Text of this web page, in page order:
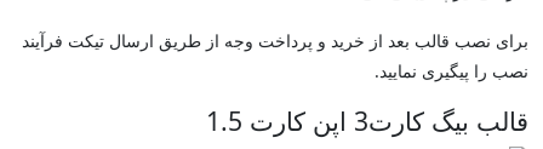
برای نصب قالب بعد از خرید و پرداخت وجه از طریق ارسال تیکت فرآیند
نصب را پیگیری نمایید.
قالب بیگ کارت3 اپن کارت 1.5